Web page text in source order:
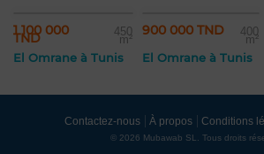
1 100 000
TND 450
m²
El Omrane à Tunis
900 000 TND 400
m²
El Omrane à Tunis
Contactez-nous À propos Conditions
© 2026 Mubawab SL. Tous droits